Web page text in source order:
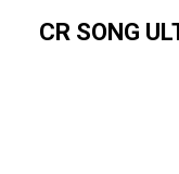
CR SONG